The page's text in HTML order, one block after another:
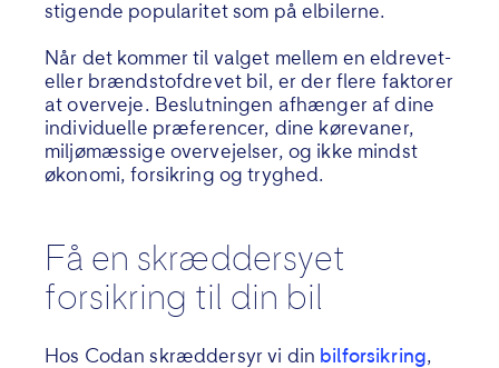
stigende popularitet som på elbilerne.
Når det kommer til valget mellem en eldrevet-
eller brændstofdrevet bil, er der flere faktorer
at overveje. Beslutningen afhænger af dine
individuelle præferencer, dine kørevaner,
miljømæssige overvejelser, og ikke mindst
økonomi, forsikring og tryghed.
Få en skræddersyet
forsikring til din bil
Hos Codan skræddersyr vi din bilforsikring,